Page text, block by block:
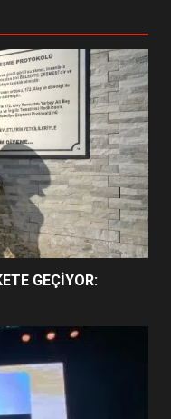
İÇİN
GÖZLER
BAHARATI
NE
TÜRKİYE
GEÇİYOR: